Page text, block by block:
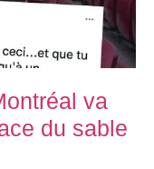
va
du sable